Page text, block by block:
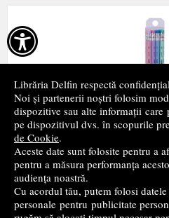

Librăria Delfin respectă
Noi și partenerii noștri folosim
dispozitive sau alte informații care
pe dispozitivul dvs. în scopurile
de Cookie.
Aceste date sunt folosite pentru a
pentru a măsura performanța
audiența noastră.
Cu acordul tău, putem folosi
personale pentru publicitate
Set 8 creioane Apli
15,35